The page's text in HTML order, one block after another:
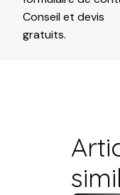
Conseil et devis
gratuits.